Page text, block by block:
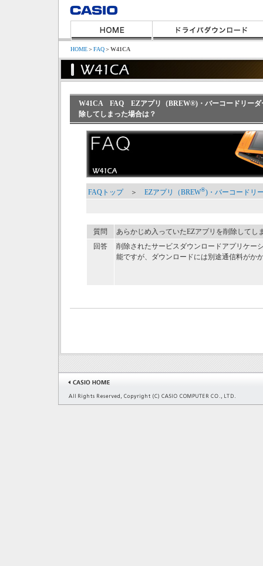
HOME＞FAQ＞W41CA
W41CA FAQ EZアプリ（BREW®)・バーコードリー
除してしまった場合は？
FAQトップ＞ EZアプリ（BREW®)・バーコードリ
質問
あらかじめ入っていたEZアプリを削除してし
回答
削除されたサービスダウンロードアプリケー
能ですが、ダウンロードには別途通信料がか